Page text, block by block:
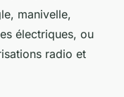
manivelle,
électriques, ou
radio et